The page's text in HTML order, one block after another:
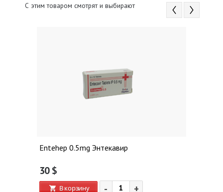
С этим товаром смотрят и выбирают
Entehep 0.5mg Энтекавир
30 $
В корзину - +